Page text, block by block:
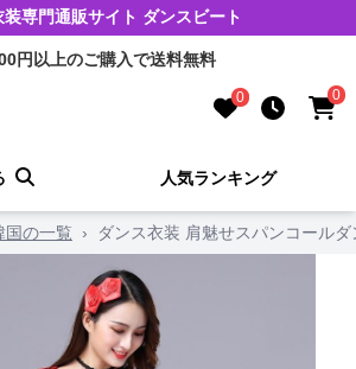
装専門通販サイト ダンスビート
円以上のご購入で送料無料
0 0
人気ランキング
国の一覧 › ダンス衣装 肩魅せスパンコール